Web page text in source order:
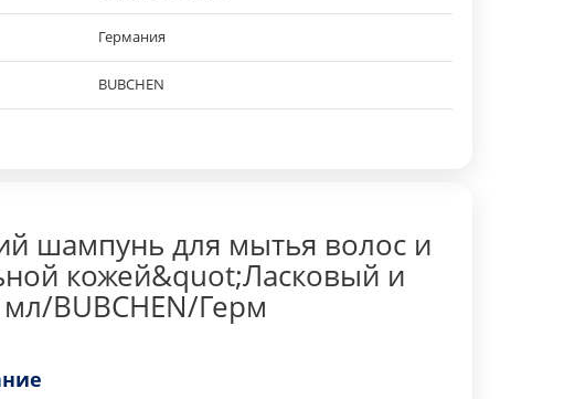
Германия
BUBCHEN
шампунь для мытья волос и
кожей&quot;Ласковый и
BUBCHEN/Герм